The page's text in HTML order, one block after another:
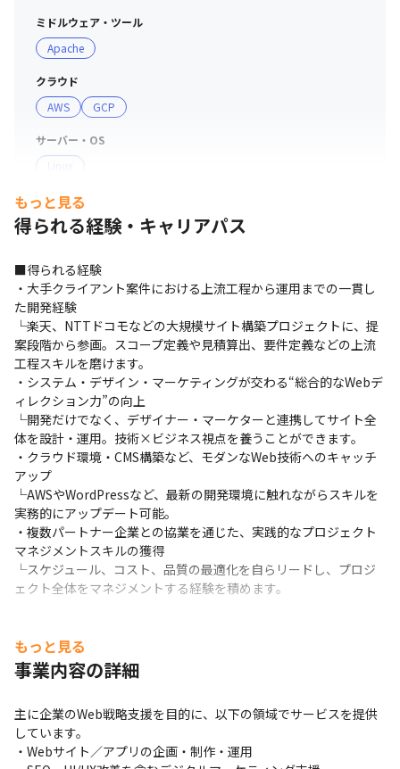
ミドルウェア・ツール
Apache
クラウド
AWS
GCP
サーバー・OS
Linux
プロジェクト管理
GitHub
Backlog
Slack
その他
Movabletype
支給PC
現場で選択可能（Windows/Mac）
もっと見る
得られる経験・キャリアパス
■得られる経験
・大手クライアント案件における上流工程から運用までの一貫し
た開発経験
└楽天、NTTドコモなどの大規模サイト構築プロジェクトに、提
案段階から参画。スコープ定義や見積算出、要件定義などの上流
工程スキルを磨けます。
・システム・デザイン・マーケティングが交わる“総合的なWebデ
ィレクション力”の向上
└開発だけでなく、デザイナー・マーケターと連携してサイト全
体を設計・運用。技術×ビジネス視点を養うことができます。
・クラウド環境・CMS構築など、モダンなWeb技術へのキャッチ
アップ
└AWSやWordPressなど、最新の開発環境に触れながらスキルを
実務的にアップデート可能。
・複数パートナー企業との協業を通じた、実践的なプロジェクト
マネジメントスキルの獲得
└スケジュール、コスト、品質の最適化を自らリードし、プロジ
ェクト全体をマネジメントする経験を積めます。
・プロジェクトマネージャー（PM）：より大規模な案件の統括や
チームマネジメントを担い、技術と進行の両軸で成果を出すリー
ダーへ。
知見を深め、技術的観点から提案・設計をリードするポジション
へ。
・プロデューサー／ビジネスディベロップメント：クライアント
もっと見る
事業内容の詳細
主に企業のWeb戦略支援を目的に、以下の領域でサービスを提供
しています。
・Webサイト／アプリの企画・制作・運用